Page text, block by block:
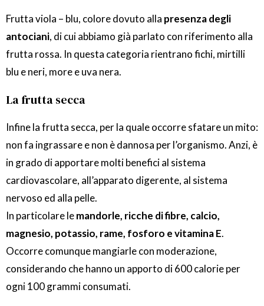
Frutta viola – blu, colore dovuto alla presenza degli
antociani, di cui abbiamo già parlato con riferimento alla
frutta rossa. In questa categoria rientrano fichi, mirtilli
blu e neri, more e uva nera.
La frutta secca
Infine la frutta secca, per la quale occorre sfatare un mito:
non fa ingrassare e non è dannosa per l’organismo. Anzi, è
in grado di apportare molti benefici al sistema
cardiovascolare, all’apparato digerente, al sistema
nervoso ed alla pelle.
In particolare lemandorle, ricche di fibre, calcio,
magnesio, potassio, rame, fosforo e vitamina E.
Occorre comunque mangiarle con moderazione,
considerando che hanno un apporto di 600 calorie per
ogni 100 grammi consumati.